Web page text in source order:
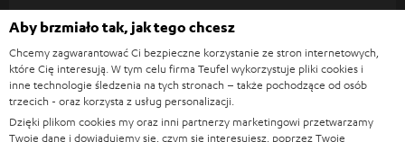
urządzeń z systemem Android lub Apple ze standardem Bluetooth jako
źródło. Twój smartfon, tablet lub laptop jest zatem nadajnikiem, a głośnik
Bluetooth odbiornikiem. Dzięki tej uniwersalnej i bezprzewodowej
metodzie połączenia głośnik Bluetooth może być sparowany ze wszystkimi
urządzeniami niezależnie od producenta. Wiele produktów, takich jak
smartfony, zapamiętują na stałe wszystkie małe i przenośne głośniki
z
s
i
ę
d
Aby brzmiało tak, jak tego chcesz
Chcemy zagwarantować Ci bezpieczne korzystanie ze stron internetowych,
które Cię interesują. W tym celu firma Teufel wykorzystuje pliki cookies i
inne technologie śledzenia na tych stronach – także pochodzące od osób
trzecich - oraz korzysta z usług personalizacji.
Dzięki plikom cookies my oraz inni partnerzy marketingowi przetwarzamy
Twoje dane i dowiadujemy się, czym się interesujesz, poprzez Twoje